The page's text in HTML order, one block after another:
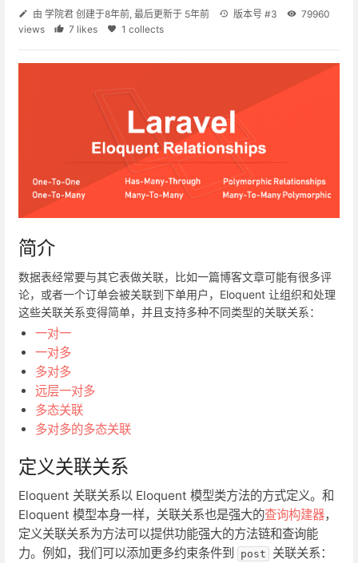
由 学院君 创建于8年前, 最后更新于 5年前 版本号 #3
79960
views
7 likes 1 collects
简介
数据表经常要与其它表做关联，比如一篇博客文章可能有很多评
论，或者一个订单会被关联到下单用户，Eloquent 让组织和处理
这些关联关系变得简单，并且支持多种不同类型的关联关系：
一对一
一对多
多对多
远层一对多
多态关联
多对多的多态关联
定义关联关系
Eloquent 关联关系以 Eloquent 模型类方法的方式定义。和
Eloquent 模型本身一样，关联关系也是强大的查询构建器，
定义关联关系为方法可以提供功能强大的方法链和查询能
力。例如，我们可以添加更多约束条件到
post 关联关系：